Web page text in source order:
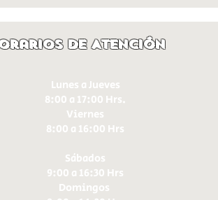
de Atención
Lunes a Jueves
8:00 a 17:00 Hrs.
Viernes
8:00 a 16:00 Hrs​
Sábados
9:00 a 16:30 Hrs
Domingos